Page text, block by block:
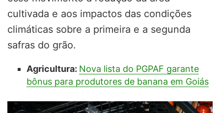
cultivada e aos impactos das condições
climáticas sobre a primeira e a segunda
safras do grão.
Agricultura: Nova lista do PGPAF garante
bônus para produtores de banana em Goiás